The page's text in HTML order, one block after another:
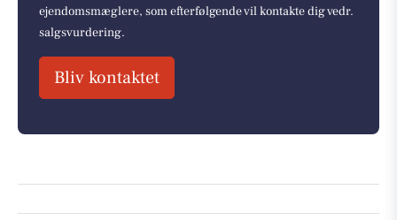
ejendomsmæglere, som efterfølgende vil kontakte dig vedr.
salgsvurdering.
Bliv kontaktet